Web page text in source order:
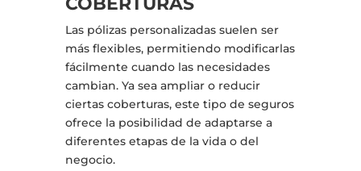
Las pólizas personalizadas suelen ser
más flexibles, permitiendo modificarlas
fácilmente cuando las necesidades
cambian. Ya sea ampliar o reducir
ciertas coberturas, este tipo de seguros
ofrece la posibilidad de adaptarse a
diferentes etapas de la vida o del
negocio.